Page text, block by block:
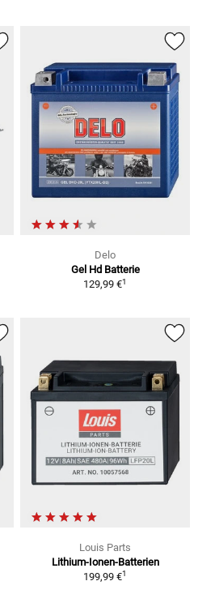
Delo
Gel Hd Batterie
129,99 €1
Louis Parts
Lithium-Ionen-Batterien
199,99 €1